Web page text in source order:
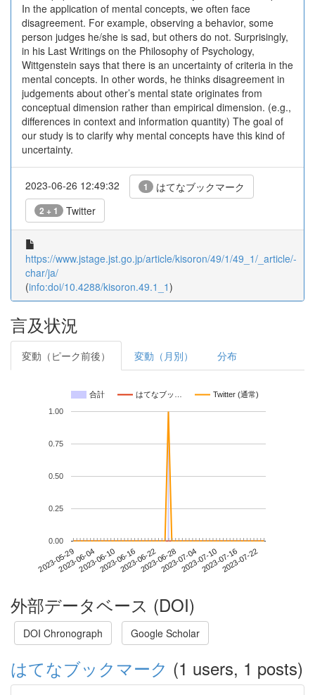
In the application of mental concepts, we often face
disagreement. For example, observing a behavior, some
person judges he/she is sad, but others do not. Surprisingly,
in his Last Writings on the Philosophy of Psychology,
Wittgenstein says that there is an uncertainty of criteria in the
mental concepts. In other words, he thinks disagreement in
judgements about other’s mental state originates from
conceptual dimension rather than empirical dimension. (e.g.,
differences in context and information quantity) The goal of
our study is to clarify why mental concepts have this kind of
uncertainty.
2023-06-26 12:49:32 1 はてなブックマーク
2 + 1 Twitter
https://www.jstage.jst.go.jp/article/kisoron/49/1/49_1/_article/-
char/ja/
(info:doi/10.4288/kisoron.49.1_1)
言及状況
変動（ピーク前後） 変動（月別） 分布
合計 はてなブッ… Twitter (通常)
2023-05-292023-06-042023-06-102023-06-162023-06-222023-06-282023-07-042023-07-102023-07-162023-07-22
0.00
0.25
0.50
0.75
1.00
外部データベース (DOI)
DOI Chronograph Google Scholar
はてなブックマーク (1 users, 1 posts)